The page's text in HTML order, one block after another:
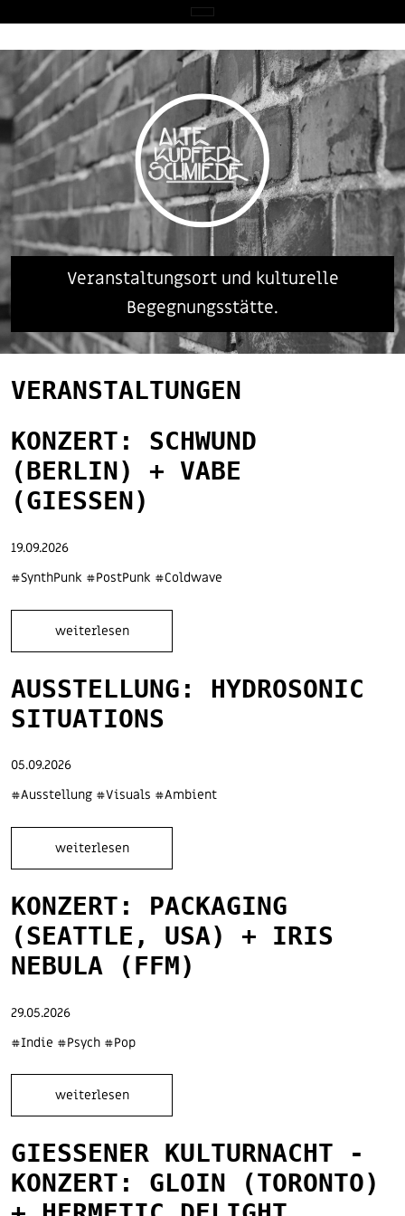
Veranstaltungsort und kulturelle
Begegnungsstätte.
VERANSTALTUNGEN
KONZERT: SCHWUND
(BERLIN) + VABE
(GIESSEN)
19.09.2026
#SynthPunk #PostPunk #Coldwave
weiterlesen
AUSSTELLUNG: HYDROSONIC
SITU­ATIONS
05.09.2026
#Ausstellung #Visuals #Ambient
weiterlesen
KONZERT: PACKAGING
(SEATTLE, USA) + IRIS
NEBULA (FFM)
29.05.2026
#Indie #Psych #Pop
weiterlesen
GIESSENER KULTURNACHT - K
ONZERT: GLOIN (TORONTO) +